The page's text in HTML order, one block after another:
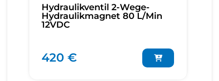
Hydraulikventil 2-Wege-
Hydraulikmagnet 80 L/Min
12VDC
420 €